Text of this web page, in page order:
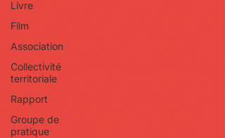
Livre
Film
Association
Collectivité
territoriale
Rapport
Groupe de
pratique